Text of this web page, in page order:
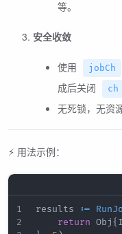
等。
安全收敛
使用 jobCh
成后关闭
ch
无死锁，无资
⚡ 用法示例：
results :=
return Obj{